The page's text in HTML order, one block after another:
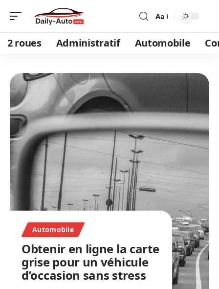
Aa
2 roues Administratif Automobile
Automobile
Obtenir en ligne la carte
grise pour un véhicule
d’occasion sans stress